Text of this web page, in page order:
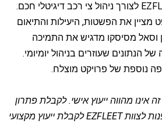
וסיסקו כבר בחרו ב-EZFLEET לצורך ניהול צי רכב דיגיטלי חכם.
מציין את הפשטות, היעילות והתיאום
וסאל מסיסקו מדגיש את התמיכה
הנתונים שעוזרים בניהול יומיומי.
נוספת של פרויקט מוצלח.
מהווה ייעוץ אישי. לקבלת פתרון
מותאם אישית, מומלץ לפנות לצוות EZFLEET לקבלת ייעוץ מקצועי